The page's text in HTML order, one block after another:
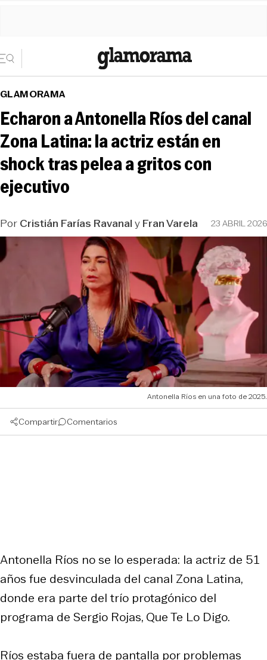
GLAMORAMA
Echaron a Antonella Ríos del canal
Zona Latina: la actriz están en
shock tras pelea a gritos con
ejecutivo
PorCristián Farías RavanalyFran Varela 23 ABRIL 2026
Antonella Ríos en una foto de 2025.
Compartir Comentarios
Antonella Ríos no se lo esperada: la actriz de 51
años fue desvinculada del canal Zona Latina,
donde era parte del trío protagónico del
programa de Sergio Rojas, Que Te Lo Digo.
Ríos estaba fuera de pantalla por problemas